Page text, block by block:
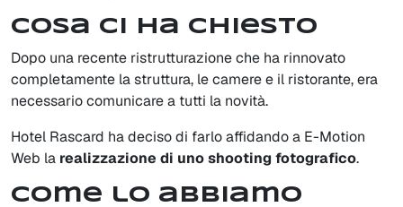
Cosa ci ha chiesto
Dopo una recente ristrutturazione che ha rinnovato
completamente la struttura, le camere e il ristorante, era
necessario comunicare a tutti la novità.
Hotel Rascard ha deciso di farlo affidando a E-Motion
Web la realizzazione di uno shooting fotografico.
Come lo abbiamo